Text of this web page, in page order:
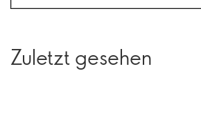
Zuletzt gesehen